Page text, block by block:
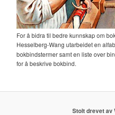
For å bidra til bedre kunnskap om
Hesselberg-Wang utarbeidet en
bokbindstermer samt en liste over
for å beskrive bokbind.
Stolt drevet av